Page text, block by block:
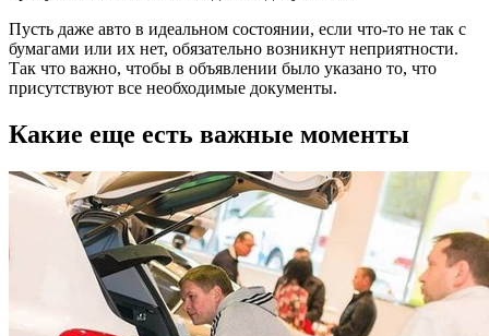
Пусть даже авто в идеальном состоянии, если что-то не так с
бумагами или их нет, обязательно возникнут неприятности.
Так что важно, чтобы в объявлении было указано то, что
присутствуют все необходимые документы.
Какие еще есть важные моменты